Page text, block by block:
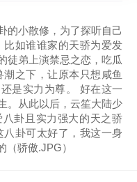
的小散修，为了探听自己
比如谁谁家的天骄为爱发
徒弟上演禁忌之恋，吃瓜
之下，让原本只想咸鱼
是实力为尊。 好在这一
。从此以后，云笙大陆少
卦且实力强大的天之骄
卦可太好了，我这一身
（骄傲.JPG）